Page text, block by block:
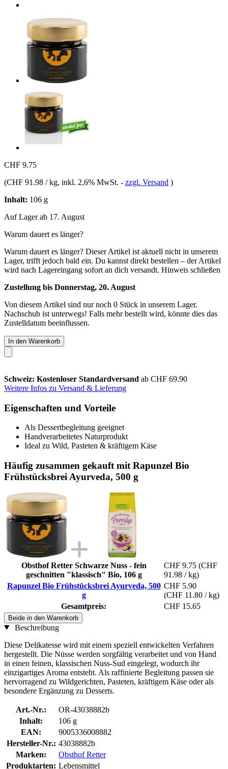
CHF 9.75
(CHF 91.98 / kg, inkl. 2,6% MwSt. - zzgl. Versand )
Inhalt: 106 g
Auf Lager ab 17. August
Warum dauert es länger?
Warum dauert es länger? Dieser Artikel ist aktuell nicht in unserem
Lager, trifft jedoch bald ein. Du kannst direkt bestellen – der Artikel
wird nach Lagereingang sofort an dich versandt. Hinweis schließen
Zustellung bis Donnerstag, 20. August
Von diesem Artikel sind nur noch 0 Stück in unserem Lager.
Nachschub ist unterwegs! Falls mehr bestellt wird, könnte dies das
Zustelldatum beeinflussen.
In den Warenkorb
Schweiz: Kostenloser Standardversand ab CHF 69.90
Weitere Infos zu Versand & Lieferung
Eigenschaften und Vorteile
Als Dessertbegleitung geeignet
Handverarbeitetes Naturprodukt
Ideal zu Wild, Pasteten & kräftigem Käse
Häufig zusammen gekauft mit Rapunzel Bio
Frühstücksbrei Ayurveda, 500 g
Obsthof Retter Schwarze Nuss - fein
geschnitten "klassisch" Bio, 106 g
CHF 9.75 (CHF
91.98 / kg)
Rapunzel Bio Frühstücksbrei Ayurveda, 500
g
CHF 5.90
(CHF 11.80 / kg)
Gesamtpreis:
CHF 15.65
Beide in den Warenkorb
Beschreibung
Diese Delikatesse wird mit einem speziell entwickelten Verfahren
hergestellt. Die Nüsse werden sorgfältig verarbeitet und von Hand
in einen feinen, klassischen Nuss-Sud eingelegt, wodurch ihr
einzigartiges Aroma entsteht. Als raffinierte Begleitung passen sie
hervorragend zu Wildgerichten, Pasteten, kräftigem Käse oder als
besondere Ergänzung zu Desserts.
Art.-Nr.:
OR-43038882b
Inhalt:
106 g
EAN:
9005336008882
Hersteller-Nr.: 43038882b
Marken:
Obsthof Retter
Produktarten: Lebensmittel